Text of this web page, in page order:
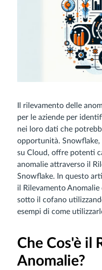
Il rilevamento delle
per le aziende per
nei loro dati che
opportunità.
su Cloud, offre potenti
anomalie attraverso il
Snowflake. In questo
il Rilevamento
sotto il cofano
esempi di come
Che Cos'è il
Anomalie?